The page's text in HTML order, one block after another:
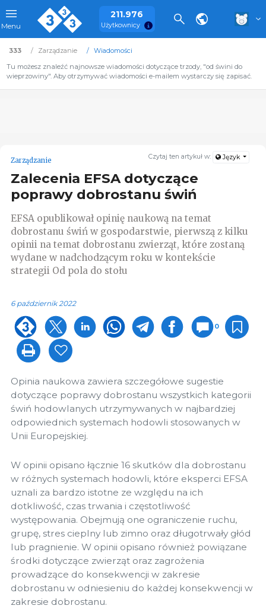
Menu
211.976
Użytkownicy
333 Zarządzanie
Wiadomości
Tu możesz znaleźć najnowsze wiadomości dotyczące trzody, "od świni do
wieprzowiny". Aby otrzymywać wiadomości e-mailem wystarczy się zapisać.
Czytaj ten artykuł w: Język
Zarządzanie
Zalecenia EFSA dotyczące
poprawy dobrostanu świń
EFSA opublikował opinię naukową na temat
dobrostanu świń w gospodarstwie, pierwszą z kilku
opinii na temat dobrostanu zwierząt, które zostaną
wydane w nadchodzącym roku w kontekście
strategii Od pola do stołu
6 październik 2022
0
Opinia naukowa zawiera szczegółowe sugestie
dotyczące poprawy dobrostanu wszystkich kategorii
świń hodowlanych utrzymywanych w najbardziej
odpowiednich systemach hodowli stosowanych w
Unii Europejskiej.
W opinii opisano łącznie 16 skutków dla dobrostanu
w różnych systemach hodowli, które eksperci EFSA
uznali za bardzo istotne ze względu na ich
dotkliwość, czas trwania i częstotliwość
występowania. Obejmują one ograniczenie ruchu,
grupę, stres cieplny lub zimno oraz długotrwały głód
lub pragnienie. W opinii opisano również powiązane
środki dotyczące zwierząt oraz zagrożenia
prowadzące do konsekwencji w zakresie
dobrostanu w odniesieniu do każdej konsekwencji w
zakresie dobrostanu.